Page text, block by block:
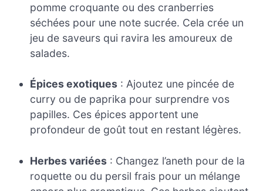
pomme croquante ou des cranberries
séchées pour une note sucrée. Cela crée un
jeu de saveurs qui ravira les amoureux de
salades.
Épices exotiques : Ajoutez une pincée de
curry ou de paprika pour surprendre vos
papilles. Ces épices apportent une
profondeur de goût tout en restant légères.
Herbes variées : Changez l’aneth pour de la
roquette ou du persil frais pour un mélange